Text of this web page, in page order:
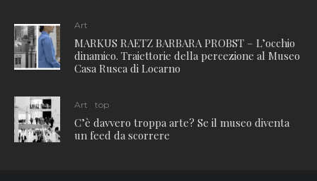
Art
MARKUS RAETZ BARBARA PROBST – L’occhio
dinamico. Traiettorie della percezione al Museo
Casa Rusca di Locarno
Art top
C’è davvero troppa arte? Se il museo diventa
un feed da scorrere